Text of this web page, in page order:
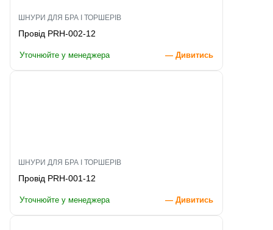
ШНУРИ ДЛЯ БРА І ТОРШЕРІВ
Провід PRH-002-12
Уточнюйте у менеджера — Дивитись
ШНУРИ ДЛЯ БРА І ТОРШЕРІВ
Провід PRH-001-12
Уточнюйте у менеджера — Дивитись